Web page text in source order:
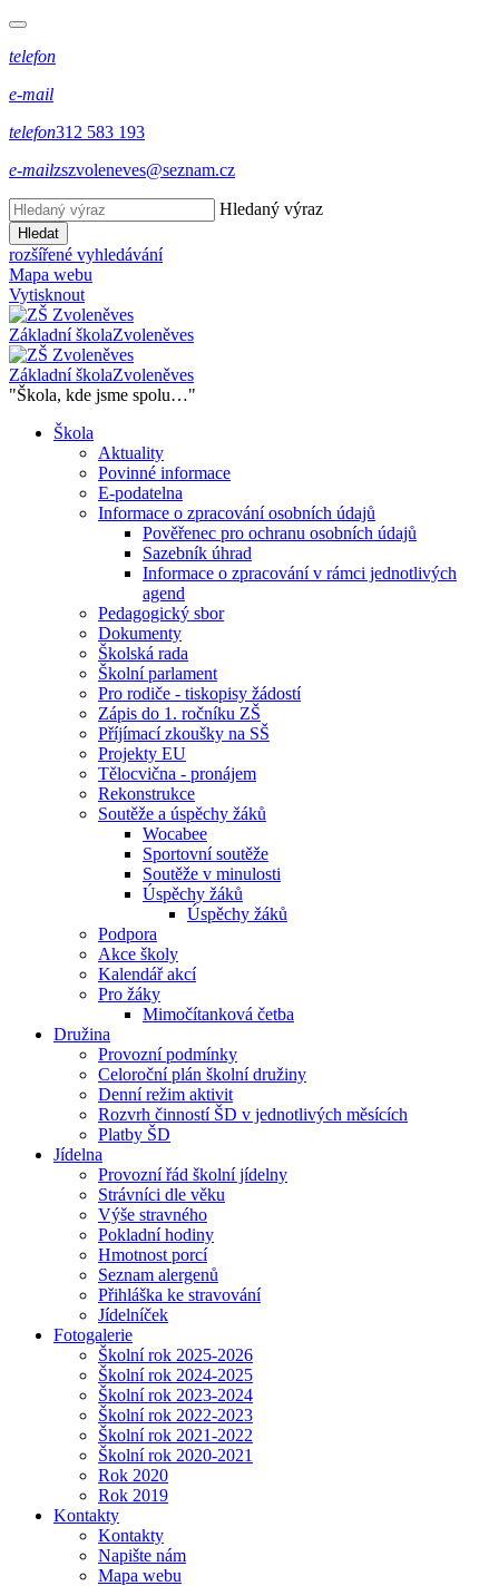
telefon
e-mail
telefon312 583 193
e-mailzszvoleneves@seznam.cz
Hledaný výraz
Hledat
rozšířené vyhledávání
Mapa webu
Vytisknout
Základní školaZvoleněves
Základní školaZvoleněves
"Škola, kde jsme spolu…"
Škola
Aktuality
Povinné informace
E-podatelna
Informace o zpracování osobních údajů
Pověřenec pro ochranu osobních údajů
Sazebník úhrad
Informace o zpracování v rámci jednotlivých
agend
Pedagogický sbor
Dokumenty
Školská rada
Školní parlament
Pro rodiče - tiskopisy žádostí
Zápis do 1. ročníku ZŠ
Příjímací zkoušky na SŠ
Projekty EU
Tělocvična - pronájem
Rekonstrukce
Soutěže a úspěchy žáků
Wocabee
Sportovní soutěže
Soutěže v minulosti
Úspěchy žáků
Úspěchy žáků
Podpora
Akce školy
Kalendář akcí
Pro žáky
Mimočítanková četba
Družina
Provozní podmínky
Celoroční plán školní družiny
Denní režim aktivit
Rozvrh činností ŠD v jednotlivých měsících
Platby ŠD
Jídelna
Provozní řád školní jídelny
Strávníci dle věku
Výše stravného
Pokladní hodiny
Hmotnost porcí
Seznam alergenů
Přihláška ke stravování
Jídelníček
Fotogalerie
Školní rok 2025-2026
Školní rok 2024-2025
Školní rok 2023-2024
Školní rok 2022-2023
Školní rok 2021-2022
Školní rok 2020-2021
Rok 2020
Rok 2019
Kontakty
Kontakty
Napište nám
Mapa webu